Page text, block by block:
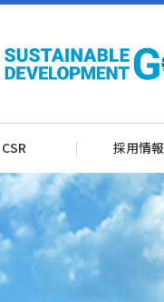
CSR 採用情報